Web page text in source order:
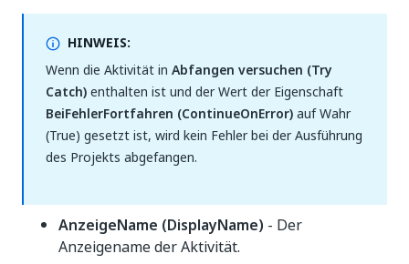
HINWEIS:
Wenn die Aktivität in Abfangen versuchen (Try
Catch)enthalten ist und der Wert der Eigenschaft
BeiFehlerFortfahren (ContinueOnError)auf Wahr
(True) gesetzt ist, wird kein Fehler bei der Ausführung
des Projekts abgefangen.
AnzeigeName (DisplayName) - Der
Anzeigename der Aktivität.